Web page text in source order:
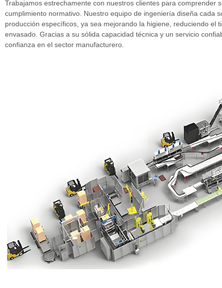
Trabajamos estrechamente con nuestros clientes para comprender
cumplimiento normativo. Nuestro equipo de ingeniería diseña cada
producción específicos, ya sea mejorando la higiene, reduciendo el
envasado. Gracias a su sólida capacidad técnica y un servicio
confianza en el sector manufacturero.